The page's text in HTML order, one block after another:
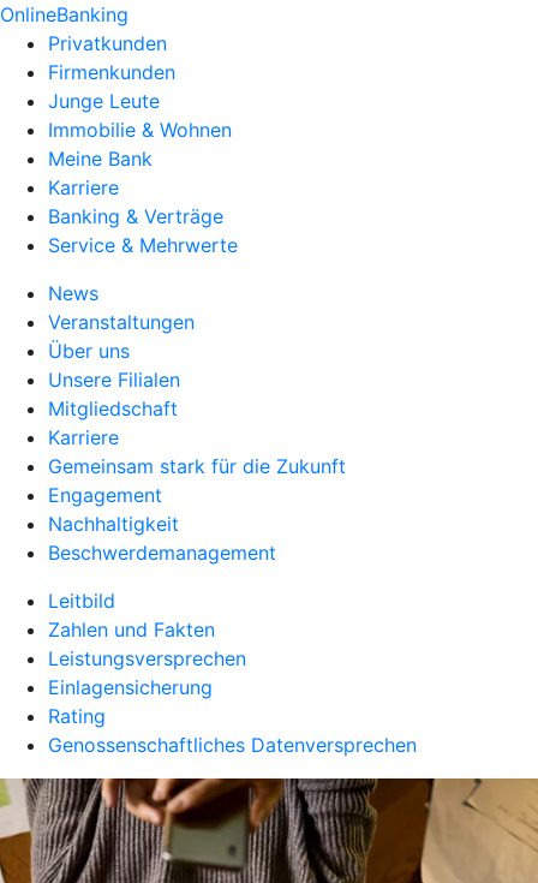
OnlineBanking
Privatkunden
Firmenkunden
Junge Leute
Immobilie & Wohnen
Meine Bank
Karriere
Banking & Verträge
Service & Mehrwerte
News
Veranstaltungen
Über uns
Unsere Filialen
Mitgliedschaft
Karriere
Gemeinsam stark für die Zukunft
Engagement
Nachhaltigkeit
Beschwerdemanagement
Leitbild
Zahlen und Fakten
Leistungsversprechen
Einlagensicherung
Rating
Genossenschaftliches Datenversprechen